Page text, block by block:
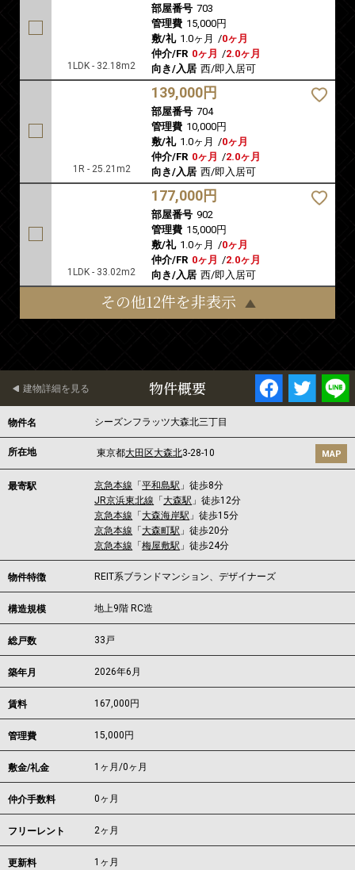
1LDK - 32.18m2
部屋番号 703
管理費 15,000円
敷/礼 1.0ヶ月 /0ヶ月
仲介/FR 0ヶ月 /2.0ヶ月
向き/入居 西/即入居可
1R - 25.21m2
139,000円
部屋番号 704
管理費 10,000円
敷/礼 1.0ヶ月 /0ヶ月
仲介/FR 0ヶ月 /2.0ヶ月
向き/入居 西/即入居可
1LDK - 33.02m2
177,000円
部屋番号 902
管理費 15,000円
敷/礼 1.0ヶ月 /0ヶ月
仲介/FR 0ヶ月 /2.0ヶ月
向き/入居 西/即入居可
その他12件を非表示
物件概要
建物詳細を見る
物件名 シーズンフラッツ大森北三丁目
所在地 東京都大田区大森北3-28-10 MAP
最寄駅 京急本線 「平和島駅 」徒歩8分
JR京浜東北線 「 大森駅 」徒歩12分
京急本線 「 大森海岸駅 」徒歩15分
京急本線 「 大森町駅 」徒歩20分
京急本線 「梅屋敷駅 」徒歩24分
物件特徴 REIT系ブランドマンション、デザイナーズ
構造規模 地上9階 RC造
総戸数 33戸
築年月 2026年6月
賃料 167,000 円
管理費 15,000円
敷金/礼金 1ヶ月/0ヶ月
仲介手数料 0ヶ月
フリーレント 2ヶ月
更新料 1ヶ月